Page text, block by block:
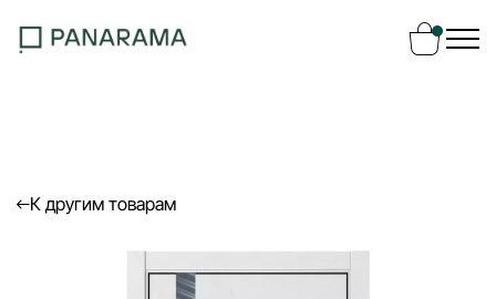
Ваш заказ
Перейти в каталог
К другим товарам